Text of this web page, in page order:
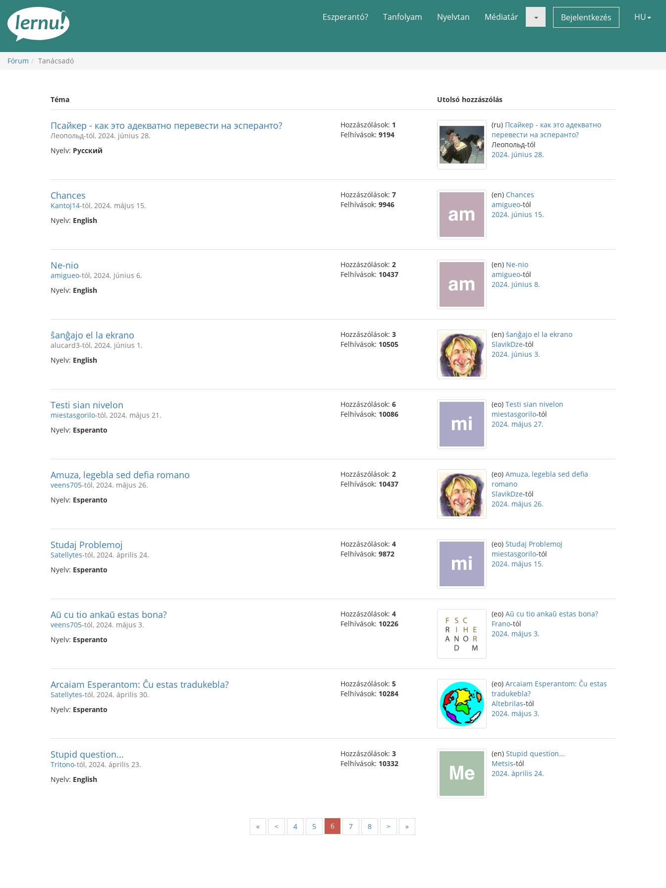
Eszperantó? Tanfolyam Nyelvtan Médiatár Bejelentkezés HU
Fórum Tanácsadó
Téma Utolsó hozzászólás
Псайкер - как это адекватно перевести на эсперанто?
Леопольд-tól, 2024. június 28.
Nyelv: Русский
Hozzászólások: 1
Felhívások: 9194
(ru) Псайкер - как это адекватно
перевести на эсперанто?
Леопольд-tól
2024. június 28.
Chances
Kantoj14-tól, 2024. május 15.
Nyelv: English
Hozzászólások: 7
Felhívások: 9946
(en) Chances
amigueo-tól
2024. június 15.
Ne-nio
amigueo-tól, 2024. június 6.
Nyelv: English
Hozzászólások: 2
Felhívások: 10437
(en) Ne-nio
amigueo-tól
2024. június 8.
ŝanĝajo el la ekrano
alucard3-tól, 2024. június 1.
Nyelv: English
Hozzászólások: 3
Felhívások: 10505
(en) ŝanĝajo el la ekrano
SlavikDze-tól
2024. június 3.
Testi sian nivelon
miestasgorilo-tól, 2024. május 21.
Nyelv: Esperanto
Hozzászólások: 6
Felhívások: 10086
(eo) Testi sian nivelon
miestasgorilo-tól
2024. május 27.
Amuza, legebla sed defia romano
veens705-tól, 2024. május 26.
Nyelv: Esperanto
Hozzászólások: 2
Felhívások: 10437
(eo) Amuza, legebla sed defia
romano
SlavikDze-tól
2024. május 26.
Studaj Problemoj
Satellytes-tól, 2024. április 24.
Nyelv: Esperanto
Hozzászólások: 4
Felhívások: 9872
(eo) Studaj Problemoj
miestasgorilo-tól
2024. május 15.
Aŭ cu tio ankaŭ estas bona?
veens705-tól, 2024. május 3.
Nyelv: Esperanto
Hozzászólások: 4
Felhívások: 10226
(eo) Aŭ cu tio ankaŭ estas bona?
Frano-tól
2024. május 3.
Arcaiam Esperantom: Ĉu estas tradukebla?
Satellytes-tól, 2024. április 30.
Nyelv: Esperanto
Hozzászólások: 5
Felhívások: 10284
(eo) Arcaiam Esperantom: Ĉu estas
tradukebla?
Altebrilas-tól
2024. május 3.
Stupid question...
Tritono-tól, 2024. április 23.
Nyelv: English
Hozzászólások: 3
Felhívások: 10332
(en) Stupid question...
Metsis-tól
2024. április 24.
« < 4 5 6 7 8 > »